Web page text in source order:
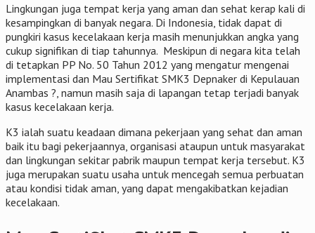
Lingkungan juga tempat kerja yang aman dan sehat kerap kali di
kesampingkan di banyak negara. Di Indonesia, tidak dapat di
pungkiri kasus kecelakaan kerja masih menunjukkan angka yang
cukup signifikan di tiap tahunnya. Meskipun di negara kita telah
di tetapkan PP No. 50 Tahun 2012 yang mengatur mengenai
implementasi dan Mau Sertifikat SMK3 Depnaker di Kepulauan
Anambas ?, namun masih saja di lapangan tetap terjadi banyak
kasus kecelakaan kerja.
K3 ialah suatu keadaan dimana pekerjaan yang sehat dan aman
baik itu bagi pekerjaannya, organisasi ataupun untuk masyarakat
dan lingkungan sekitar pabrik maupun tempat kerja tersebut. K3
juga merupakan suatu usaha untuk mencegah semua perbuatan
atau kondisi tidak aman, yang dapat mengakibatkan kejadian
kecelakaan.